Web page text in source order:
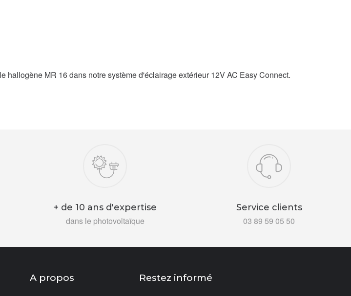
MR 16 dans notre système d'éclairage extérieur 12V AC Easy Connect.
+ de 10 ans d'expertise
dans le photovoltaïque
Service clients
03 89 59 05 50
A propos Restez informé